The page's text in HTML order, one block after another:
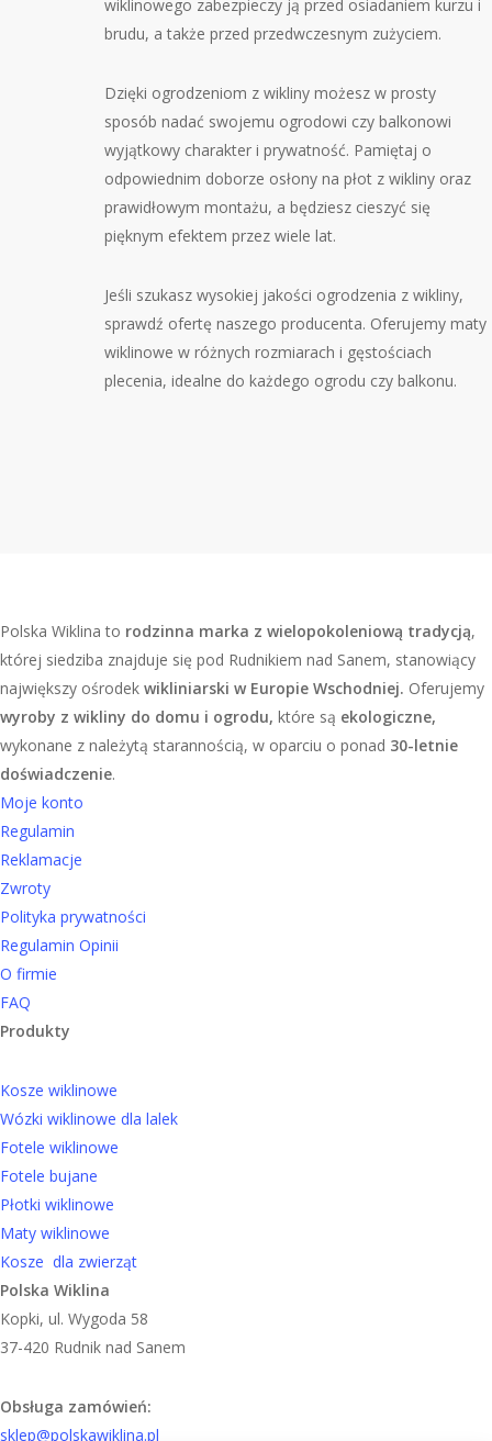
wiklinowego zabezpieczy ją przed osiadaniem kurzu i
brudu, a także przed przedwczesnym zużyciem.
Dzięki ogrodzeniom z wikliny możesz w prosty
sposób nadać swojemu ogrodowi czy balkonowi
wyjątkowy charakter i prywatność. Pamiętaj o
odpowiednim doborze osłony na płot z wikliny oraz
prawidłowym montażu, a będziesz cieszyć się
pięknym efektem przez wiele lat.
Jeśli szukasz wysokiej jakości ogrodzenia z wikliny,
sprawdź ofertę naszego producenta. Oferujemy maty
wiklinowe w różnych rozmiarach i gęstościach
plecenia, idealne do każdego ogrodu czy balkonu.
Polska Wiklina to rodzinna marka z wielopokoleniową tradycją,
której siedziba znajduje się pod Rudnikiem nad Sanem, stanowiący
największy ośrodek wikliniarski w Europie Wschodniej. Oferujemy
wyroby z wikliny do domu i ogrodu, które są ekologiczne,
wykonane z należytą starannością, w oparciu o ponad 30-letnie
doświadczenie.
Moje konto
Regulamin
Reklamacje
Zwroty
Polityka prywatności
Regulamin Opinii
O firmie
FAQ
Produkty
Kosze wiklinowe
Wózki wiklinowe dla lalek
Fotele wiklinowe
Fotele bujane
Płotki wiklinowe
Maty wiklinowe
Kosze dla zwierząt
Polska Wiklina
Kopki, ul. Wygoda 58
37-420 Rudnik nad Sanem
Obsługa zamówień:
sklep@polskawiklina.pl